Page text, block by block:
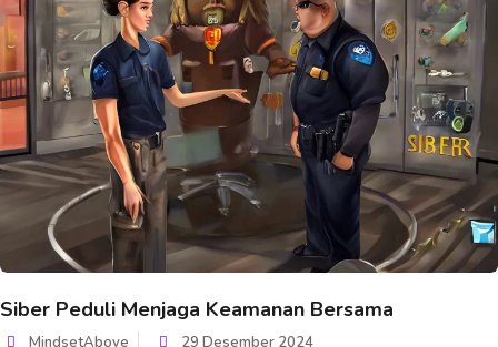
Siber Peduli Menjaga Keamanan Bersama
MindsetAbove 29 Desember 2024